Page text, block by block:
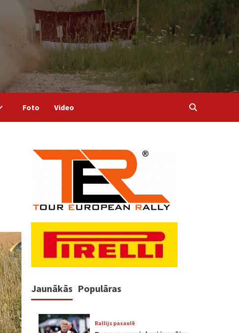
Foto Video
Jaunākās Populāras
Rallijs pasaulē